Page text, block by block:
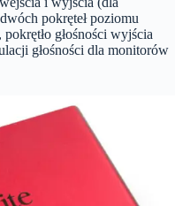
pokręteł poziomu
głośności wyjścia
głośności dla monitorów